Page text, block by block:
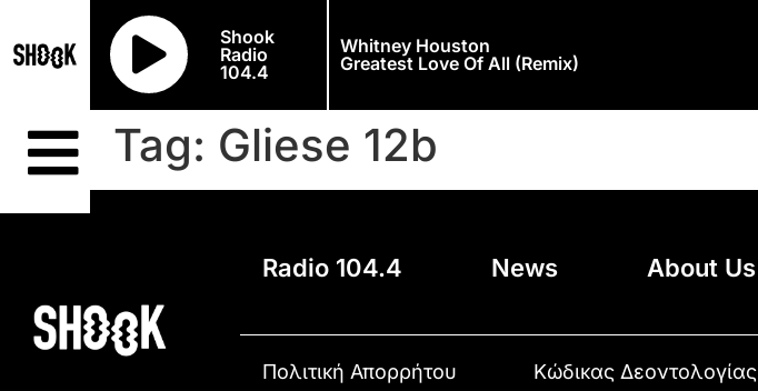
Shook
Radio
104.4
Whitney Houston
Greatest Love Of All (remix)
Tag: Gliese 12b
Radio 104.4 News About Us
Πολιτική Απορρήτου Κώδικας Δεοντολογίας